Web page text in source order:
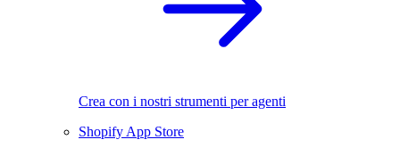
Crea con i nostri strumenti per agenti
Shopify App Store